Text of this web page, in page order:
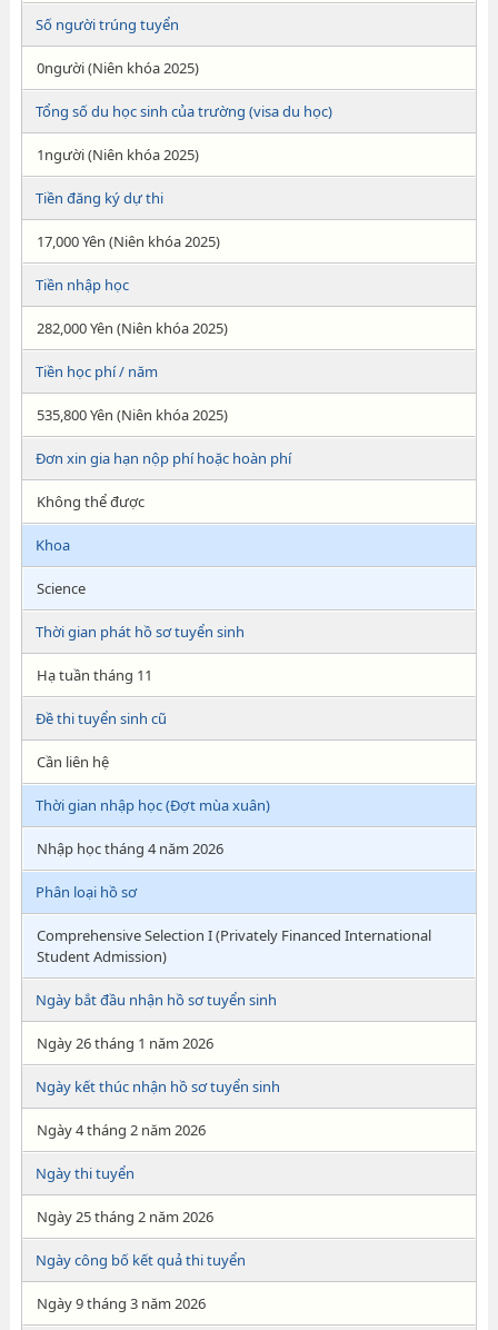
Số người trúng tuyển
0người (Niên khóa 2025)
Tổng số du học sinh của trường (visa du học)
1người (Niên khóa 2025)
Tiền đăng ký dự thi
17,000 Yên (Niên khóa 2025)
Tiền nhập học
282,000 Yên (Niên khóa 2025)
Tiền học phí / năm
535,800 Yên (Niên khóa 2025)
Đơn xin gia hạn nộp phí hoặc hoàn phí
Không thể được
Khoa
Science
Thời gian phát hồ sơ tuyển sinh
Hạ tuần tháng 11
Đề thi tuyển sinh cũ
Cần liên hệ
Thời gian nhập học (Đợt mùa xuân)
Nhập học tháng 4 năm 2026
Phân loại hồ sơ
Comprehensive Selection I (Privately Financed International
Student Admission)
Ngày bắt đầu nhận hồ sơ tuyển sinh
Ngày 26 tháng 1 năm 2026
Ngày kết thúc nhận hồ sơ tuyển sinh
Ngày 4 tháng 2 năm 2026
Ngày thi tuyển
Ngày 25 tháng 2 năm 2026
Ngày công bố kết quả thi tuyển
Ngày 9 tháng 3 năm 2026